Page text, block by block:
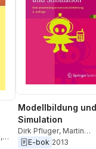
,
Modellbildung und
Simulation
Dirk Pfluger, Martin
Buchholz ,Stefan
E-bok 2013